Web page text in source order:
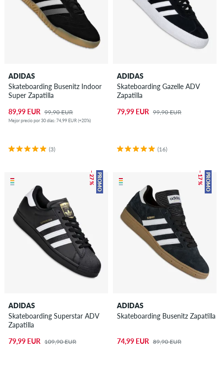
ADIDAS
Skateboarding Busenitz Indoor
Super Zapatilla
89,99 EUR 99,90 EUR
Mejor precio por 30 días: 74,99 EUR (+20%)
(3)
ADIDAS
Skateboarding Gazelle ADV
Zapatilla
79,99 EUR 99,90 EUR
(16)
PROMO
– 27 %
ADIDAS
Skateboarding Superstar ADV
Zapatilla
79,99 EUR 109,90 EUR
PROMO
– 17 %
ADIDAS
Skateboarding Busenitz Zapatilla
74,99 EUR 89,90 EUR